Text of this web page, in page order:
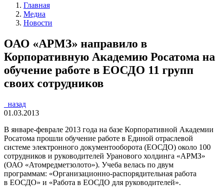
Главная
Медиа
Новости
ОАО «АРМЗ» направило в
Корпоративную Академию Росатома на
обучение работе в ЕОСДО 11 групп
своих сотрудников
назад
01.03.2013
В январе-феврале 2013 года на базе Корпоративной Академии
Росатома прошли обучение работе в Единой отраслевой
системе электронного документооборота (ЕОСДО) около 100
сотрудников и руководителей Уранового холдинга «АРМЗ»
(ОАО «Атомредметзолото»). Учеба велась по двум
программам: «Организационно-распорядительная работа
в ЕОСДО» и «Работа в ЕОСДО для руководителей».